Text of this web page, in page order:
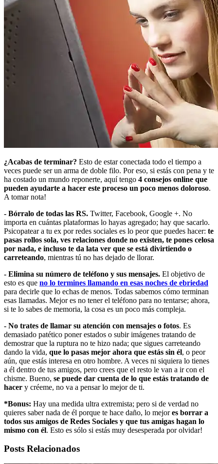
¿Acabas de terminar? Esto de estar conectada todo el tiempo a
veces puede ser un arma de doble filo. Por eso, si estás con pena y te
ha costado un mundo reponerte, aquí tengo 4 consejos online que
pueden ayudarte a hacer este proceso un poco menos doloroso.
A tomar nota!
- Bórralo de todas las RS. Twitter, Facebook, Google +. No
importa en cuántas plataformas lo hayas agregado; hay que sacarlo.
Psicopatear a tu ex por redes sociales es lo peor que puedes hacer: te
pasas rollos sola, ves relaciones donde no existen, te pones celosa
por nada, e incluso te da lata ver que se está divirtiendo o
carreteando, mientras tú no has dejado de llorar.
- Elimina su número de teléfono y sus mensajes. El objetivo de
esto es que no lo termines llamando en esas noches de ebriedad
para decirle que lo echas de menos. Todas sabemos cómo terminan
esas llamadas. Mejor es no tener el teléfono para no tentarse; ahora,
si te lo sabes de memoria, la cosa es un poco más compleja.
- No trates de llamar su atención con mensajes o fotos. Es
demasiado patético poner estados o subir imágenes tratando de
demostrar que la ruptura no te hizo nada; que sigues carreteando
dando la vida, que lo pasas mejor ahora que estás sin él, o peor
aún, que estás interesa en otro hombre. A veces ni siquiera lo tienes
a él dentro de tus amigos, pero crees que el resto le van a ir con el
chisme. Bueno, se puede dar cuenta de lo que estás tratando de
hacer y créeme, no va a pensar lo mejor de ti.
*Bonus: Hay una medida ultra extremista; pero si de verdad no
quieres saber nada de él porque te hace daño, lo mejores borrar a
todos sus amigos de Redes Sociales y que tus amigas hagan lo
mismo con él. Esto es sólo si estás muy desesperada por olvidar!
Posts Relacionados